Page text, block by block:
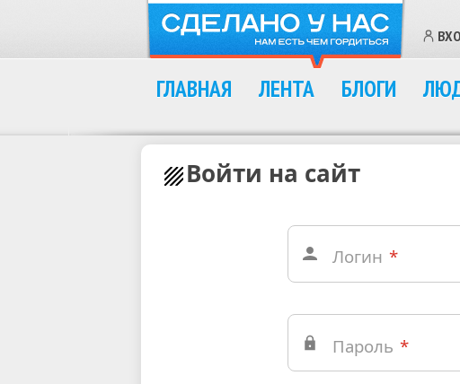
ГЛАВНАЯ ЛЕНТА БЛОГИ
Войти на сайт
Логин *
Пароль *